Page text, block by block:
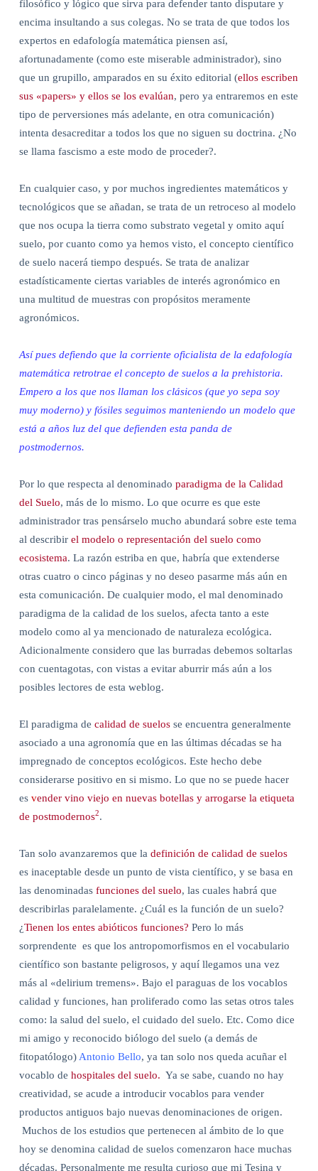
filosófico y lógico que sirva para defender tanto disputare y
encima insultando a sus colegas. No se trata de que todos los
expertos en edafología matemática piensen así,
afortunadamente (como este miserable administrador), sino
que un grupillo, amparados en su éxito editorial (ellos escriben
sus «papers» y ellos se los evalúan, pero ya entraremos en este
tipo de perversiones más adelante, en otra comunicación)
intenta desacreditar a todos los que no siguen su doctrina. ¿No
se llama fascismo a este modo de proceder?.
En cualquier caso, y por muchos ingredientes matemáticos y
tecnológicos que se añadan, se trata de un retroceso al modelo
que nos ocupa la tierra como substrato vegetal y omito aquí
suelo, por cuanto como ya hemos visto, el concepto científico
de suelo nacerá tiempo después. Se trata de analizar
estadísticamente ciertas variables de interés agronómico en
una multitud de muestras con propósitos meramente
agronómicos.
Así pues defiendo que la corriente oficialista de la edafología
matemática retrotrae el concepto de suelos a la prehistoria.
Empero a los que nos llaman los clásicos (que yo sepa soy
muy moderno) y fósiles seguimos manteniendo un modelo que
está a años luz del que defienden esta panda de
postmodernos.
Por lo que respecta al denominado paradigma de la Calidad
del Suelo, más de lo mismo. Lo que ocurre es que este
administrador tras pensárselo mucho abundará sobre este tema
al describir el modelo o representación del suelo como
ecosistema. La razón estriba en que, habría que extenderse
otras cuatro o cinco páginas y no deseo pasarme más aún en
esta comunicación. De cualquier modo, el mal denominado
paradigma de la calidad de los suelos, afecta tanto a este
modelo como al ya mencionado de naturaleza ecológica.
Adicionalmente considero que las burradas debemos soltarlas
con cuentagotas, con vistas a evitar aburrir más aún a los
posibles lectores de esta weblog.
El paradigma de calidad de suelosse encuentra generalmente
asociado a una agronomía que en las últimas décadas se ha
impregnado de conceptos ecológicos. Este hecho debe
considerarse positivo en si mismo. Lo que no se puede hacer
es vender vino viejo en nuevas botellas y arrogarse la etiqueta
de postmodernos2.
Tan solo avanzaremos que la definición de calidad de suelos
es inaceptable desde un punto de vista científico, y se basa en
las denominadas funciones del suelo, las cuales habrá que
describirlas paralelamente. ¿Cuál es la función de un suelo?
¿Tienen los entes abióticos funciones? Pero lo más
sorprendente es que los antropomorfismos en el vocabulario
científico son bastante peligrosos, y aquí llegamos una vez
más al «delirium tremens». Bajo el paraguas de los vocablos
calidad y funciones, han proliferado como las setas otros tales
como: la salud del suelo, el cuidado del suelo. Etc. Como dice
mi amigo y reconocido biólogo del suelo (a demás de
fitopatólogo) Antonio Bello, ya tan solo nos queda acuñar el
vocablo de hospitales del suelo. Ya se sabe, cuando no hay
creatividad, se acude a introducir vocablos para vender
productos antiguos bajo nuevas denominaciones de origen.
Muchos de los estudios que pertenecen al ámbito de lo que
hoy se denomina calidad de suelos comenzaron hace muchas
décadas. Personalmente me resulta curioso que mi Tesina y